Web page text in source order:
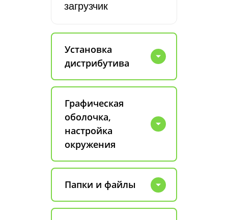
загрузчик
Установка
дистрибутива
Графическая
оболочка,
настройка
окружения
Папки и файлы